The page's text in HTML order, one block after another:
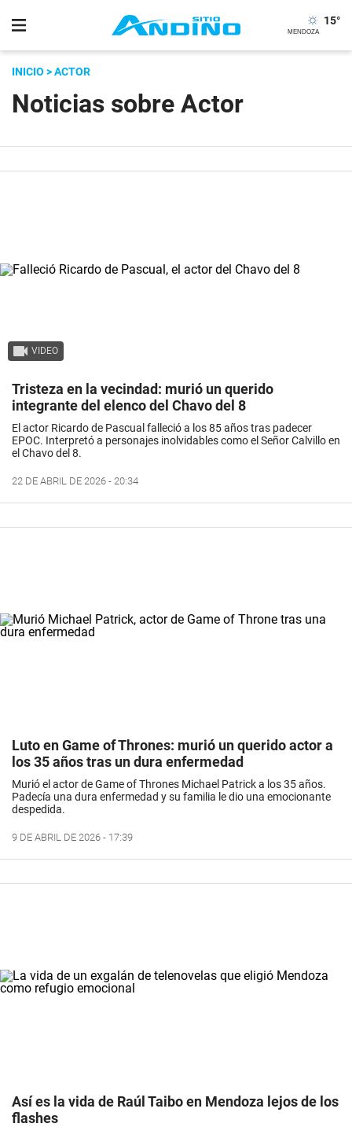
15°
INICIO > ACTOR
Noticias sobre Actor
VIDEO
Tristeza en la vecindad: murió un querido
integrante del elenco del Chavo del 8
El actor Ricardo de Pascual falleció a los 85 años tras padecer
EPOC. Interpretó a personajes inolvidables como el Señor Calvillo en
el Chavo del 8.
22 DE ABRIL DE 2026 - 20:34
Luto en Game of Thrones: murió un querido actor a
los 35 años tras un dura enfermedad
Murió el actor de Game of Thrones Michael Patrick a los 35 años.
Padecía una dura enfermedad y su familia le dio una emocionante
despedida.
9 DE ABRIL DE 2026 - 17:39
Así es la vida de Raúl Taibo en Mendoza lejos de los
flashes